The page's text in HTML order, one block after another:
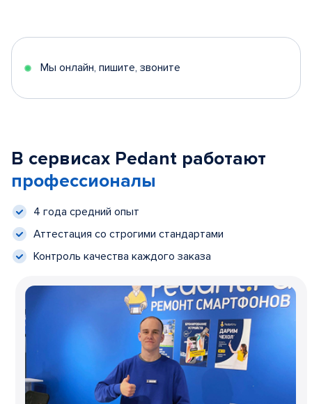
Мы онлайн, пишите, звоните
В сервисах Pedant работают
профессионалы
4 года средний опыт
Аттестация со строгими стандартами
Контроль качества каждого заказа